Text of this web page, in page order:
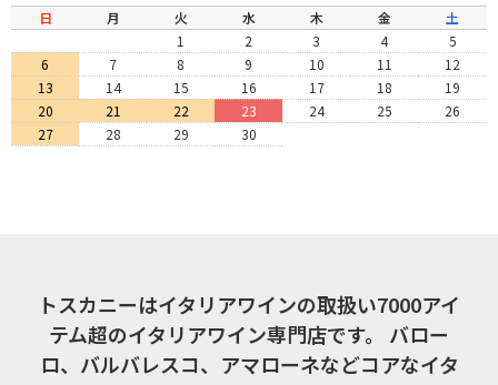
日 月 火 水 木 金
土
1
2 3 4
5
6
7 8 9 10 11
12
13
14 15 16 17 18
19
20
21 22 23 24 25
26
27
28 29 30
トスカニーはイタリアワインの取扱い7000アイ
テム超のイタリアワイン専門店です。
バロー
ロ、バルバレスコ、アマローネなどコアなイタ